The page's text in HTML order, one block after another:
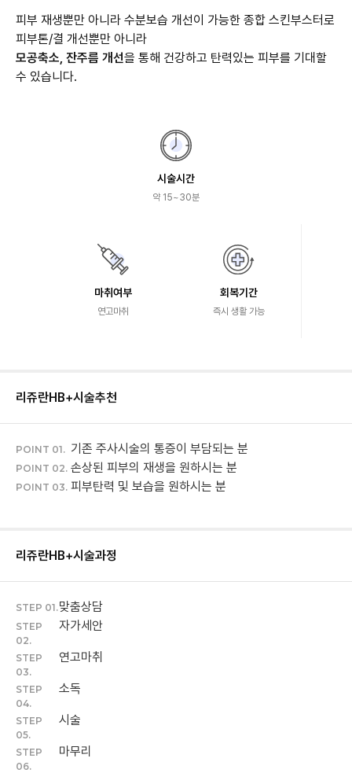
피부 재생뿐만 아니라 수분보습 개선이 가능한 종합 스킨부스터로
모공축소, 잔주름 개선을 통해 건강하고 탄력있는 피부를 기대할
수 있습니다.
시술시간
약 15~30분
마취여부
연고마취
회복기간
즉시 생활 가능
리쥬란HB+시술추천
POINT 01. 기존 주사시술의 통증이 부담되는 분
POINT 02. 손상된 피부의 재생을 원하시는 분
POINT 03. 피부탄력 및 보습을 원하시는 분
리쥬란HB+시술과정
STEP 01.맞춤상담
STEP
02.
자가세안
STEP
03.
연고마취
STEP
04.
소독
STEP
05.
시술
STEP
06.
마무리